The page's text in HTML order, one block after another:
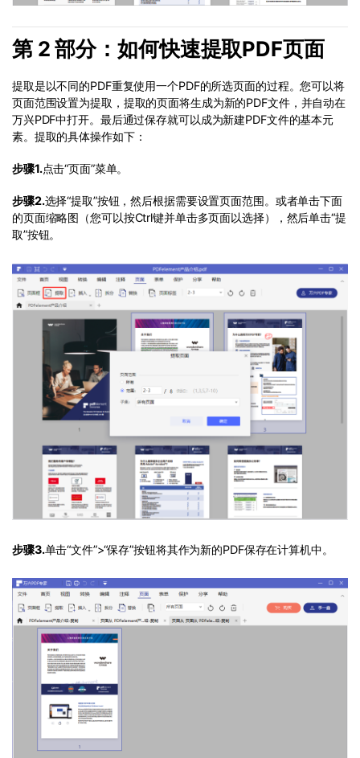
第 2 部分：如何快速提取PDF页面
提取是以不同的PDF重复使用一个PDF的所选页面的过程。您可以将
页面范围设置为提取，提取的页面将生成为新的PDF文件，并自动在
万兴PDF中打开。最后通过保存就可以成为新建PDF文件的基本元
素。提取的具体操作如下：
步骤1.点击“页面”菜单。
步骤2.选择“提取”按钮，然后根据需要设置页面范围。或者单击下面
的页面缩略图（您可以按Ctrl键并单击多页面以选择），然后单击“提
取”按钮。
步骤3.单击“文件”>“保存”按钮将其作为新的PDF保存在计算机中。